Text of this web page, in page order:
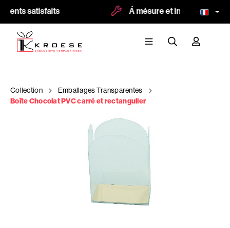
satisfaits Á mésure et impression
Collection
Emballages Transparentes
Boîte Chocolat PVC carré et rectangulier